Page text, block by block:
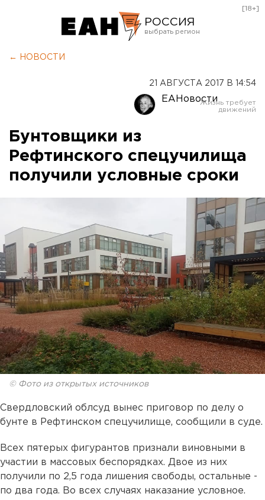
РОССИЯ
Оренбург
[18+]
← НОВОСТИ
21 АВГУСТА 2017 В 14:54
ЕАНовости
Бунтовщики из
Рефтинского спецучилища
получили условные сроки
© Фото из открытых источников
Свердловский облсуд вынес приговор по делу о
бунте в Рефтинском спецучилище, сообщили в суде.
Всех пятерых фигурантов признали виновными в
участии в массовых беспорядках. Двое из них
получили по 2,5 года лишения свободы, остальные -
по два года. Во всех случаях наказание условное.